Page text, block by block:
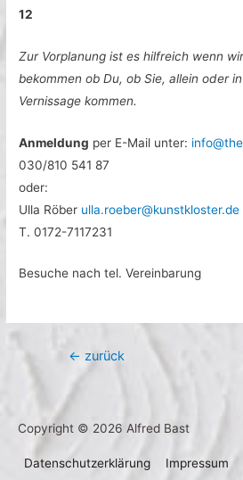
12
Zur Vorplanung ist es hilfreich wenn
bekommen ob Du, ob Sie, allein oder
Vernissage kommen.
Anmeldung per E-Mail unter:
030/810 541 87
oder:
Ulla Röber ulla.roeber@kunstkloster.de
T. 0172-7117231
Besuche nach tel. Vereinbarung
Beitragsnavigation
← zurück
Copyright © 2026 Alfred Bast
Datenschutzerklärung Impressum